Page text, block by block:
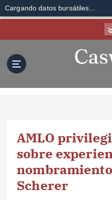
Cargando datos bursátiles...
AMLO
sobre
Scherer